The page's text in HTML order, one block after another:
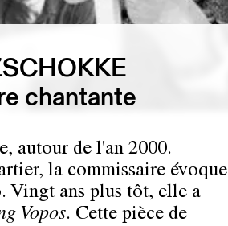
chantante
autour de l'an 2000.
la commissaire évoque
Vingt ans plus tôt, elle a
Vopos. Cette pièce de